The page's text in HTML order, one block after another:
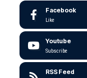
Facebook
Like
Youtube
Subscribe
RSS Feed